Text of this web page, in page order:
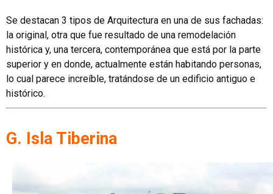
Se destacan 3 tipos de Arquitectura en una de sus fachadas:
la original, otra que fue resultado de una remodelación
histórica y, una tercera, contemporánea que está por la parte
superior y en donde, actualmente están habitando personas,
lo cual parece increíble, tratándose de un edificio antiguo e
histórico.
G. Isla Tiberina